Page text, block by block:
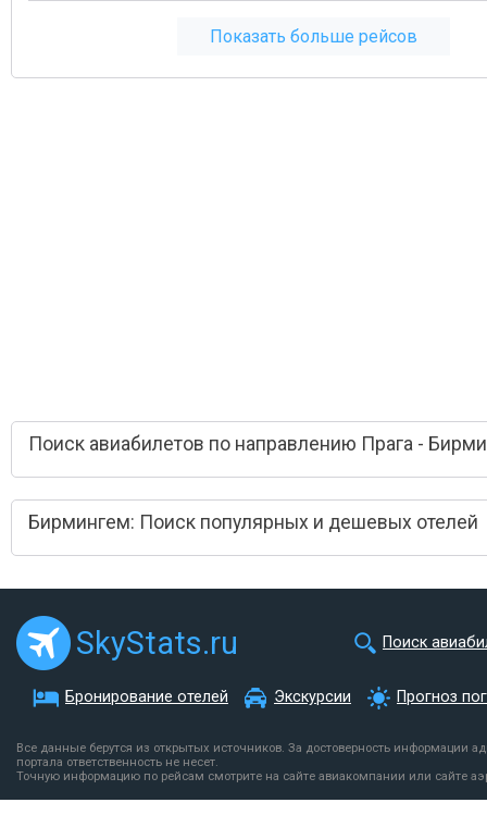
Показать больше рейсов
Поиск авиабилетов по направлению Прага -
Бирмингем: Поиск популярных и дешевых отелей
SkyStats.ru Поиск
Бронирование отелей Экскурсии Прогноз
Все данные берутся из открытых источников. За достоверность информации
портала ответственность не несет.
Точную информацию по рейсам смотрите на сайте авиакомпании или сайте